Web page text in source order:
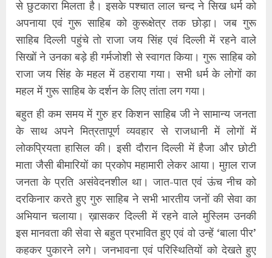
से छुटकारा मिलता है। इसके पश्चात लाल चन्द ने सिख धर्म को
अपनाया एवं गुरू साहिब को कुरूक्षेत्र तक छोड़ा। जब गुरू
साहिब दिल्ली पहुंचे तो राजा जय सिंह एवं दिल्ली में रहने वाले
सिखों ने उनका बड़े ही गर्मजोशी से स्वागत किया। गुरू साहिब को
राजा जय सिंह के महल में ठहराया गया। सभी धर्म के लोगों का
महल में गुरू साहिब के दर्शन के लिए तांता लग गया।
बहुत ही कम समय में गुरु हर किशन साहिब जी ने सामान्य जनता
के साथ अपने मित्रतापूर्ण व्यवहार से राजधानी में लोगों में
लोकप्रियता हासिल की। इसी दौरान दिल्ली में हैजा और छोटी
माता जैसी बीमारियों का प्रकोप महामारी लेकर आया। मुग़ल राज
जनता के प्रति असंवेदनशील था। जात-पात एवं ऊंच नीच को
दरकिनार करते हुए गुरु साहिब ने सभी भारतीय जनों की सेवा का
अभियान चलाया। ख़ासकर दिल्ली में रहने वाले मुस्लिम उनकी
इस मानवता की सेवा से बहुत प्रभावित हुए एवं वो उन्हें ‘बाला पीर’
कहकर पुकारने लगे। जनभावना एवं परिस्थितियों को देखते हुए